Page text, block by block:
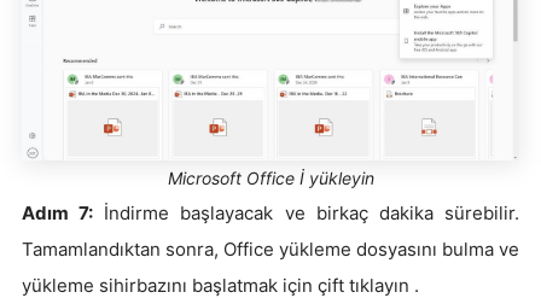
Microsoft Office İ yükleyin
Adım 7: İndirme başlayacak ve birkaç dakika sürebilir.
Tamamlandıktan sonra, Office yükleme dosyasını bulma ve
yükleme sihirbazını başlatmak için çift tıklayın .